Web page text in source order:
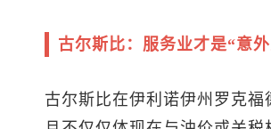
古尔斯比：服务业才是“意
古尔斯比在伊利诺伊州罗克